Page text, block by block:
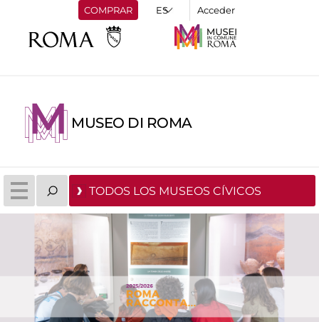
COMPRAR Acceder
MUSEO DI ROMA
TODOS LOS MUSEOS CÍVICOS